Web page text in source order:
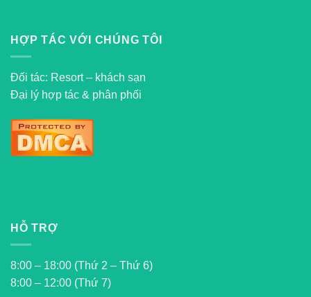
HỢP TÁC VỚI CHÚNG TÔI
Đối tác: Resort – khách sạn
Đại lý hợp tác & phân phối
HỖ TRỢ
8:00 – 18:00 (Thứ 2 – Thứ 6)
8:00 – 12:00 (Thứ 7)